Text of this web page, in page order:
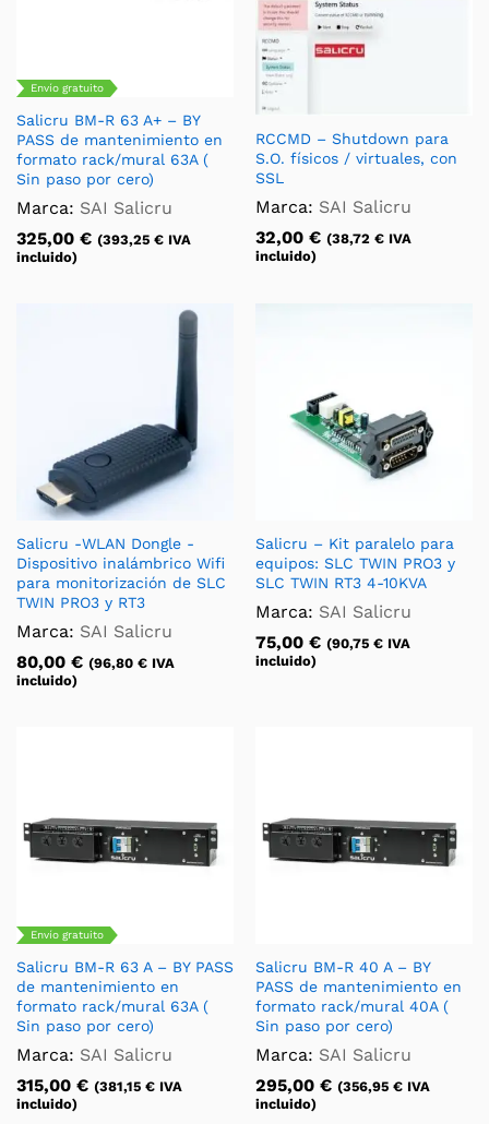
Envío gratuito
Salicru BM-R 63 A+ – BY
PASS de mantenimiento en
formato rack/mural 63A (
Sin paso por cero)
Marca: SAI Salicru
325,00 € (393,25 € IVA
incluido)
RCCMD – Shutdown para
S.O. físicos / virtuales, con
SSL
Marca: SAI Salicru
32,00 € (38,72 € IVA
incluido)
Salicru -WLAN Dongle -
Dispositivo inalámbrico Wifi
para monitorización de SLC
TWIN PRO3 y RT3
Marca: SAI Salicru
80,00 € (96,80 € IVA
incluido)
Salicru – Kit paralelo para
equipos: SLC TWIN PRO3 y
SLC TWIN RT3 4-10KVA
Marca: SAI Salicru
75,00 € (90,75 € IVA
incluido)
Envío gratuito
Salicru BM-R 63 A – BY PASS
de mantenimiento en
formato rack/mural 63A (
Sin paso por cero)
Marca: SAI Salicru
315,00 € (381,15 € IVA
incluido)
Salicru BM-R 40 A – BY
PASS de mantenimiento en
formato rack/mural 40A (
Sin paso por cero)
Marca: SAI Salicru
295,00 € (356,95 € IVA
incluido)